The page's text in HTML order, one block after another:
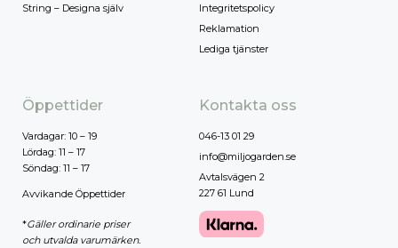
String – Designa själv
Integritetspolicy
Reklamation
Lediga tjänster
Öppettider
Vardagar: 10 – 19
Lördag: 11 – 17
Söndag: 11 – 17
Avvikande Öppettider
*Gäller ordinarie priser
och utvalda varumärken.
Kontakta oss
046-13 01 29
info@miljogarden.se
Avtalsvägen 2
227 61 Lund